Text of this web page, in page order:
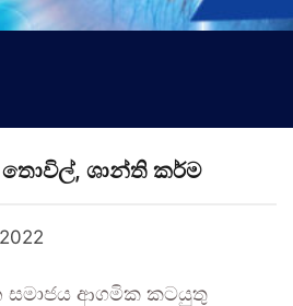
ශාන්ති කර්ම
සමාජය ආගමික කටයුතු